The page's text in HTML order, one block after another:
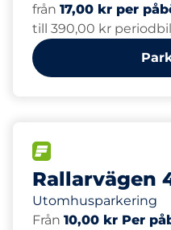
från 17,00 kr per
till 390,00 kr
Rallarvägen
Utomhusparkering
Från 10,00 kr Per